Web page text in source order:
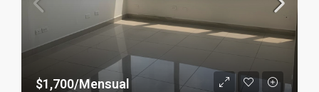
$1,700/Mensual